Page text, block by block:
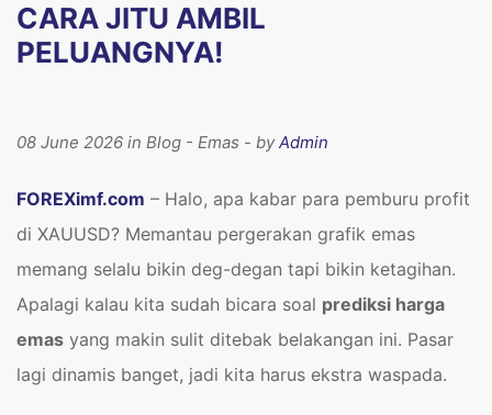
CARA JITU AMBIL
PELUANGNYA!
08 June 2026 in Blog - Emas - byAdmin
FOREXimf.com – Halo, apa kabar para pemburu profit
di XAUUSD? Memantau pergerakan grafik emas
memang selalu bikin deg-degan tapi bikin ketagihan.
Apalagi kalau kita sudah bicara soal prediksi harga
emas yang makin sulit ditebak belakangan ini. Pasar
lagi dinamis banget, jadi kita harus ekstra waspada.